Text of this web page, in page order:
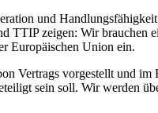
und
TTIP zeigen: Wir brauchen
Europäischen Union ein.
Vertrags vorgestellt und
sein soll. Wir werden